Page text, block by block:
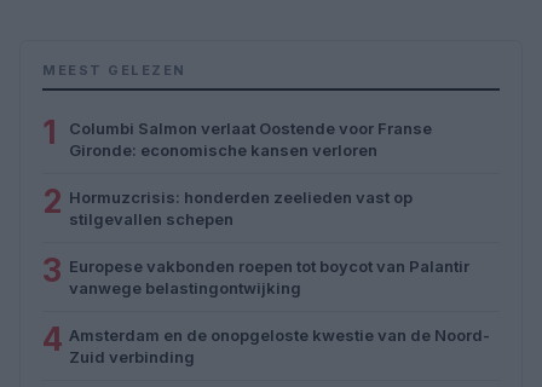
MEEST GELEZEN
1
Columbi Salmon verlaat Oostende voor Franse
Gironde: economische kansen verloren
2 Hormuzcrisis: honderden zeelieden vast op
stilgevallen schepen
3 Europese vakbonden roepen tot boycot van Palantir
vanwege belastingontwijking
4 Amsterdam en de onopgeloste kwestie van de Noord-
Zuid verbinding